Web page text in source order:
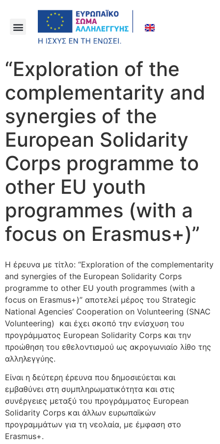
“Exploration of the
complementarity and
synergies of the
European Solidarity
Corps programme to
other EU youth
programmes (with a
focus on Erasmus+)”
Η έρευνα με τίτλο: “Exploration of the complementarity
and synergies of the European Solidarity Corps
programme to other EU youth programmes (with a
focus on Erasmus+)” αποτελεί μέρος του Strategic
National Agencies’ Cooperation on Volunteering (SNAC
Volunteering) και έχει σκοπό την ενίσχυση του
προγράμματος European Solidarity Corps και την
προώθηση του εθελοντισμού ως ακρογωνιαίο λίθο της
αλληλεγγύης.
Είναι η δεύτερη έρευνα που δημοσιεύεται και
εμβαθύνει στη συμπληρωματικότητα και στις
συνέργειες μεταξύ του προγράμματος European
Solidarity Corps και άλλων ευρωπαϊκών
προγραμμάτων για τη νεολαία, με έμφαση στο
Erasmus+.